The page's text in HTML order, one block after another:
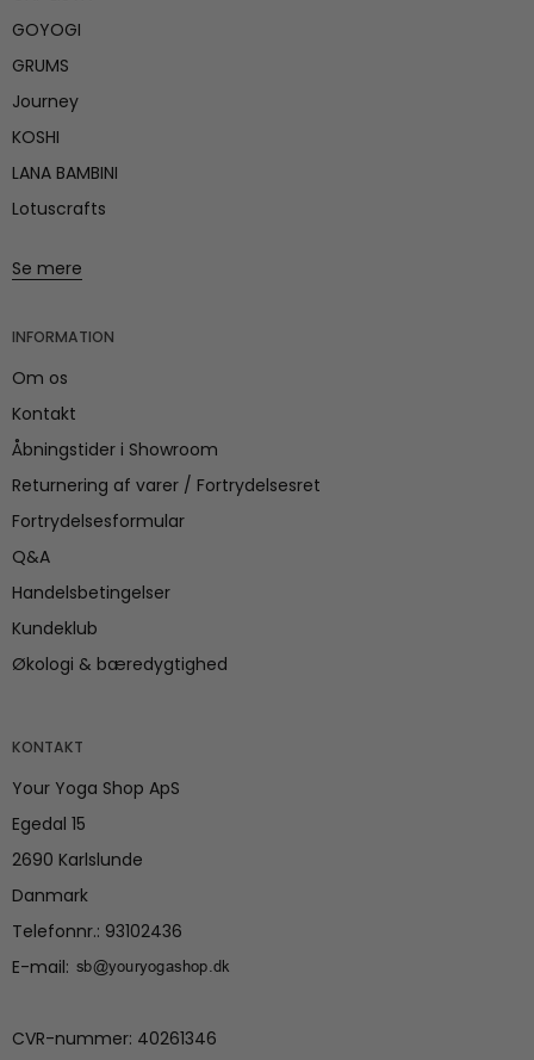
GOYOGI
GRUMS
Journey
KOSHI
LANA BAMBINI
Lotuscrafts
Se mere
INFORMATION
Om os
Kontakt
Åbningstider i Showroom
Returnering af varer / Fortrydelsesret
Fortrydelsesformular
Q&A
Handelsbetingelser
Kundeklub
Økologi & bæredygtighed
KONTAKT
Your Yoga Shop ApS
Egedal 15
2690 Karlslunde
Danmark
Telefonnr.: 93102436
E-mail:
CVR-nummer: 40261346